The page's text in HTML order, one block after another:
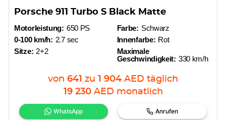
Porsche 911 Turbo S Black Matte
Motorleistung: 650 PS
0-100 km/h: 2.7 sec
Sitze: 2+2
Farbe: Schwarz
Innenfarbe: Rot
Maximale
Geschwindigkeit: 330 km/h
von 641 zu 1 904 AED täglich
19 230 AED monatlich
WhatsApp Anrufen